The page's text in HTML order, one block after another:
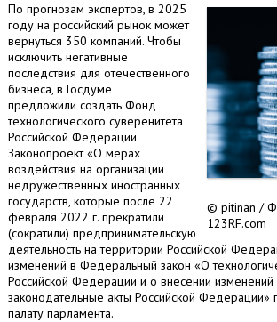
© pitinan /
123RF.com
По прогнозам экспертов, в 2025
году на российский рынок может
вернуться 350 компаний. Чтобы
исключить негативные
последствия для отечественного
бизнеса, в Госдуме
предложили создать Фонд
технологического суверенитета
Российской Федерации.
Законопроект «О мерах
воздействия на организации
недружественных иностранных
государств, которые после 22
февраля 2022 г. прекратили
(сократили) предпринимательскую
деятельность на территории Российской
изменений в Федеральный закон «О
Российской Федерации и о внесении
законодательные акты Российской Федерации»
палату парламента.